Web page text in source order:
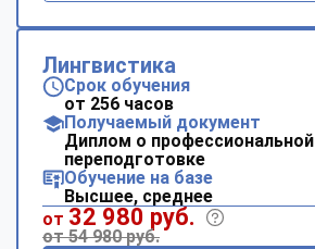
Лингвистика
Срок обучения
от 256 часов
Получаемый документ
Диплом о профессиональной
переподготовке
Обучение на базе
Высшее, среднее
от 32 980 руб.
от 54 980 руб.